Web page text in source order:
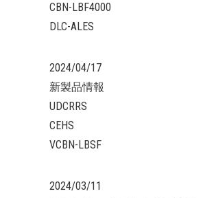
CBN-LBF4000
DLC-ALES
2024/04/17
新製品情報
UDCRRS
CEHS
VCBN-LBSF
2024/03/11